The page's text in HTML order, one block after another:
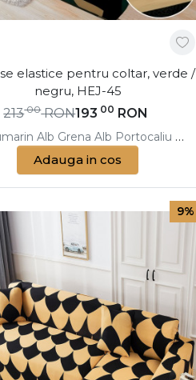
Alb Gri Albastru Bleumarin Bej
elastice pentru coltar, verde /
negru, HEJ-45
193 00 RON
21300 RON
Alb Grena Alb Portocaliu Alb
Adauga in cos
9%